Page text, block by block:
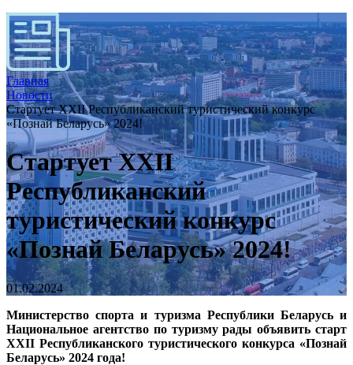
Главная
Новости
Стартует XXII Республиканский туристический конкурс
«Познай Беларусь» 2024!
Стартует XXII
Республиканский
туристический конкурс
«Познай Беларусь» 2024!
01.02.2024
Министерство спорта и туризма Республики Беларусь и
Национальное агентство по туризму рады объявить старт
XXII Республиканского туристического конкурса «Познай
Беларусь» 2024 года!